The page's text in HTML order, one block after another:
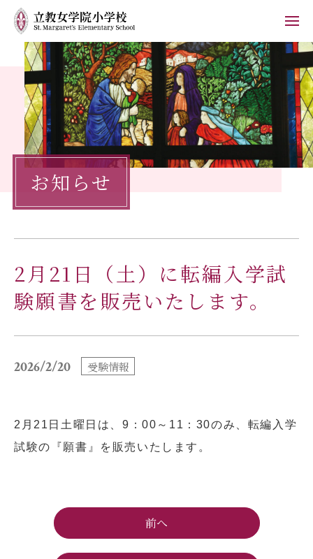
ホーム
学校紹介
小学校の教育
学校生活
お知らせ フォトブログ
保護者の方へ
関連リンク
お知らせ
2月21日（土）に転編入学試
験願書を販売いたします。
2026/2/20 受験情報
2月21日土曜日は、9：00～11：30のみ、転編入学
試験の『願書』を販売いたします。
前へ